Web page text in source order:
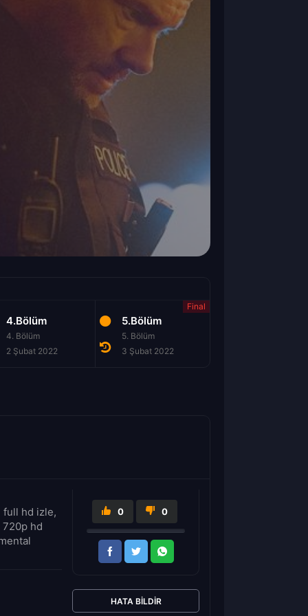
4.Bölüm
4. Bölüm
2 Şubat 2022
5.Bölüm
5. Bölüm
3 Şubat 2022
full hd izle,
720p hd
0 0
HATA BILDIR